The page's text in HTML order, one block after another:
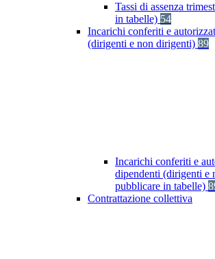
Tassi di assenza
in tabelle) 54
Incarichi conferiti e
(dirigenti e non dirigenti) 89
Incarichi conferiti e
dipendenti (dirigenti e
pubblicare in tabelle)
Contrattazione collettiva